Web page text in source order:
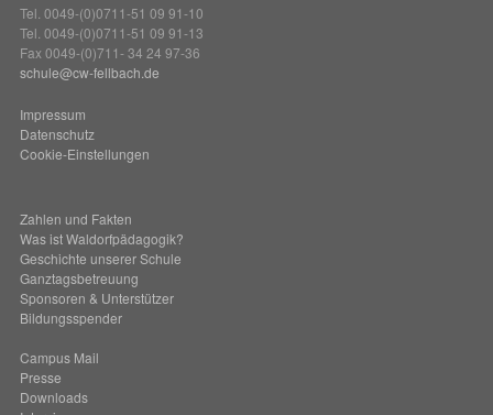
Tel. 0049-(0)0711-51 09 91-10
Tel. 0049-(0)0711-51 09 91-13
Fax 0049-(0)711- 34 24 97-36
schule@cw-fellbach.de
Impressum
Datenschutz
Cookie-Einstellungen
Zahlen und Fakten
Was ist Waldorfpädagogik?
Geschichte unserer Schule
Ganztagsbetreuung
Sponsoren & Unterstützer
Bildungsspender
Campus Mail
Presse
Downloads